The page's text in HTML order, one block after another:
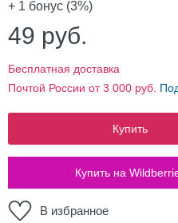
+ 1 бонус (3%)
49 руб.
Бесплатная доставка
Почтой России от 3 000 руб.
Купить
Купить на
В избранное